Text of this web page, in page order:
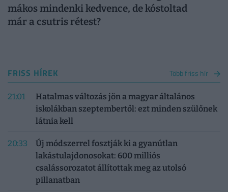
mákos mindenki kedvence, de kóstoltad
már a csutris rétest?
FRISS HÍREK Több friss hír
21:01
Hatalmas változás jön a magyar általános
iskolákban szeptembertől: ezt minden szülőnek
látnia kell
20:33
Új módszerrel fosztják ki a gyanútlan
lakástulajdonosokat: 600 milliós
csalássorozatot állítottak meg az utolsó
pillanatban